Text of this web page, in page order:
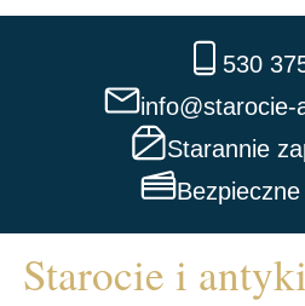
530
info@starocie-
Starannie
Bezpieczne